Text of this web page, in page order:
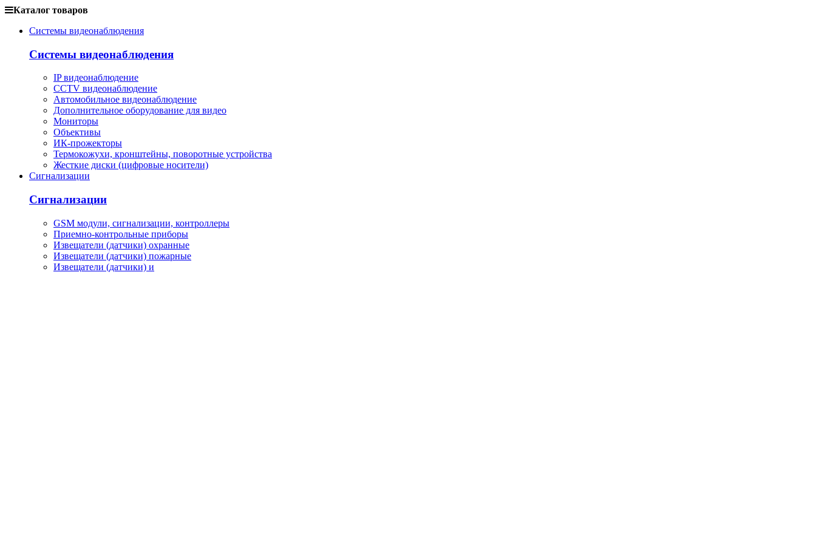
Каталог товаров
Системы видеонаблюдения
Системы видеонаблюдения
IP видеонаблюдение
CCTV видеонаблюдение
Автомобильное видеонаблюдение
Дополнительное оборудование для видео
Мониторы
Объективы
ИК-прожекторы
Термокожухи, кронштейны, поворотные устройства
Жесткие диски (цифровые носители)
Сигнализации
Сигнализации
GSM модули, сигнализации, контроллеры
Приемно-контрольные приборы
Извещатели (датчики) охранные
Извещатели (датчики) пожарные
Извещатели (датчики) и